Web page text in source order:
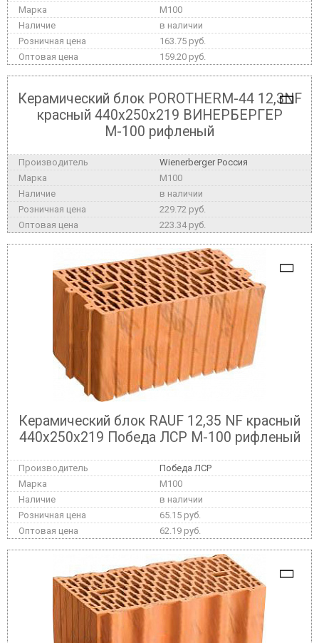
M100
в наличии
163.75 руб.
159.20 руб.
Керамический блок POROTHERM-44 12,3NF
красный 440x250x219 ВИНЕРБЕРГЕР
М-100 рифленый
Wienerberger Россия
M100
в наличии
229.72 руб.
223.34 руб.
Керамический блок RAUF 12,35 NF красный
440x250x219 Победа ЛСР М-100 рифленый
Победа ЛСР
M100
в наличии
65.15 руб.
62.19 руб.